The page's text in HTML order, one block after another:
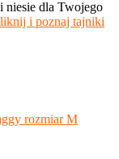
niesie dla Twojego
i poznaj tajniki